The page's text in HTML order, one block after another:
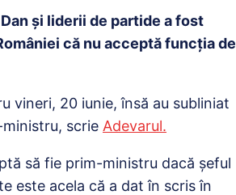
și liderii de partide a fost
că nu acceptă funcția de
vineri, 20 iunie, însă au subliniat
scrie Adevarul.
să fie prim-ministru dacă șeful
este acela că a dat în scris în